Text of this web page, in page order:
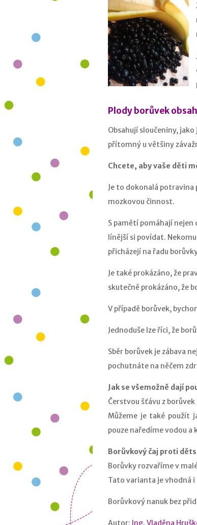
Plody borůvek
Obsahují sloučeniny,
přítomný u většiny
Chcete, aby vaše děti
Je to dokonalá
mozkovou činnost.
S pamětí pomáhají nejen
línější si povídat.
přicházejí na řadu
Je také prokázáno, že
skutečně prokázáno, že
V případě borůvek,
Jednoduše lze říci, že
Sběr borůvek je zábava
pochutnáte na něčem
Jak se všemožně dají
Čerstvou šťávu z
Můžeme je také použít
pouze naředíme vodou a
Borůvkový čaj proti
Borůvky rozvaříme v
Tato varianta je vhodná i
Borůvkový nanuk bez
Autor: Ing. Vladěna